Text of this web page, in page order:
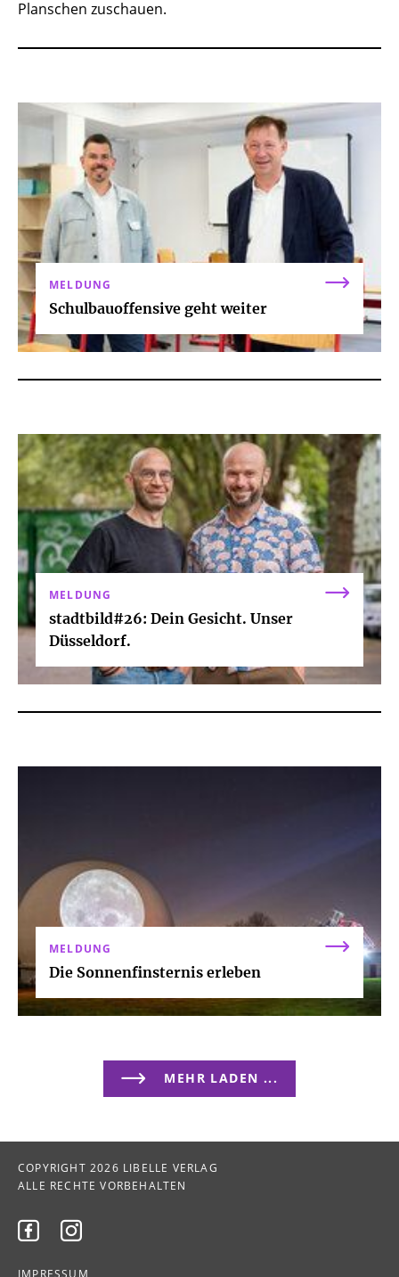
Planschen zuschauen.
MELDUNG
Schulbauoffensive geht weiter
MELDUNG
stadtbild#26: Dein Gesicht. Unser
Düsseldorf.
MELDUNG
Die Sonnenfinsternis erleben
MEHR LADEN ...
COPYRIGHT 2026 LIBELLE VERLAG
ALLE RECHTE VORBEHALTEN
 
IMPRESSUM